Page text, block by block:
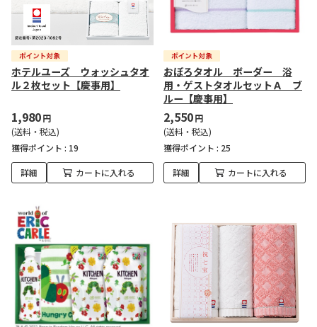
ホテルユーズ ウォッシュタオ
ル２枚セット【慶事用】
1,980円
(送料・税込)
獲得ポイント : 19
詳細 カートに入れる
おぼろタオル ボーダー 浴
用・ゲストタオルセットＡ ブ
ルー【慶事用】
2,550円
(送料・税込)
獲得ポイント : 25
詳細 カートに入れる